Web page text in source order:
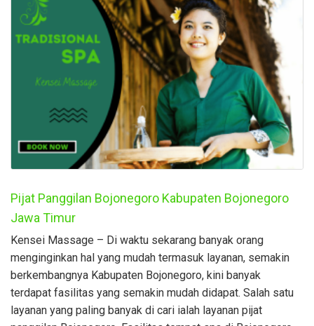
Pijat Panggilan Bojonegoro Kabupaten Bojonegoro
Jawa Timur
Kensei Massage – Di waktu sekarang banyak orang
menginginkan hal yang mudah termasuk layanan, semakin
berkembangnya Kabupaten Bojonegoro, kini banyak
terdapat fasilitas yang semakin mudah didapat. Salah satu
layanan yang paling banyak di cari ialah layanan pijat